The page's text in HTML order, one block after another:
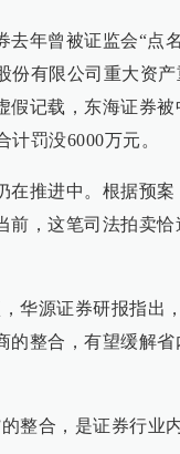
年曾被证监会“点
份有限公司重大资
假记载，东海证券
计罚没6000万元。
在推进中。根据预
前，这笔司法拍卖
华源证券研报指出
的整合，有望缓解
整合，是证券行业